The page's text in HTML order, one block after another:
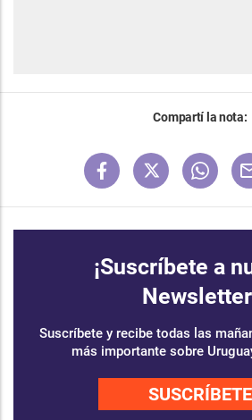
Compartí la nota:
¡Suscríbete a
Suscríbete y recibe todas las
más importante sobre
SUSCRÍBETE